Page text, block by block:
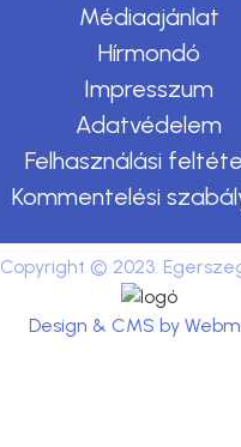
Médiaajánlat
Hírmondó
Impresszum
Adatvédelem
Felhasználási
Kommentelési
Copyright © 2023.
Design & CMS by